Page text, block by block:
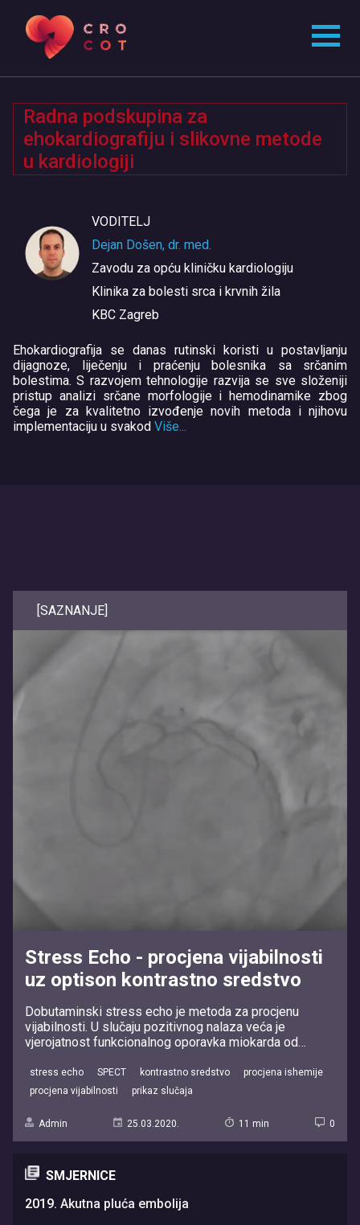
Radna podskupina za
ehokardiografiju i slikovne metode
u kardiologiji
VODITELJ
Dejan Došen, dr. med.
Zavodu za opću kliničku kardiologiju
Klinika za bolesti srca i krvnih žila
KBC Zagreb
Ehokardiografija se danas rutinski koristi u postavljanju
dijagnoze, liječenju i praćenju bolesnika sa srčanim
bolestima. S razvojem tehnologije razvija se sve složeniji
pristup analizi srčane morfologije i hemodinamike zbog
čega je za kvalitetno izvođenje novih metoda i njihovu
implementaciju u svakod Više...
[SAZNANJE]
Stress Echo - procjena vijabilnosti
uz optison kontrastno sredstvo
Dobutaminski stress echo je metoda za procjenu
vijabilnosti. U slučaju pozitivnog nalaza veća je
vjerojatnost funkcionalnog oporavka miokarda od
stress echo SPECT kontrastno sredstvo
procjena ishemije
procjena vijabilnosti
prikaz slučaja
Admin 25.03.2020. 11 min 0
SMJERNICE
2019. Akutna pluća embolija